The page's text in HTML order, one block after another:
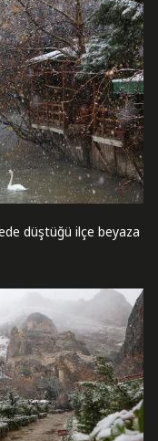
düştüğü ilçe beyaza